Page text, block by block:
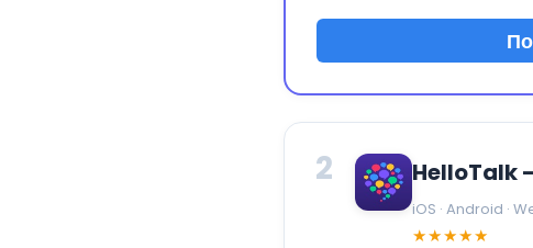
2 HelloTalk
iOS · Android ·
★★★★★